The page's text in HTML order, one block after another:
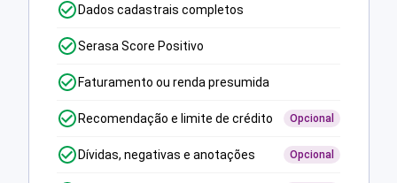
Dados cadastrais completos
Serasa Score Positivo
Faturamento ou renda presumida
Recomendação e limite de crédito Opcional
Dívidas, negativas e anotações Opcional